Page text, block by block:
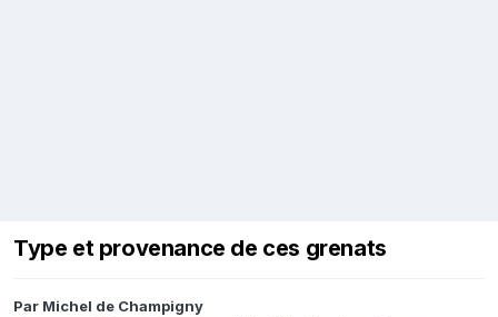
Type et provenance de ces grenats
Par Michel de Champigny